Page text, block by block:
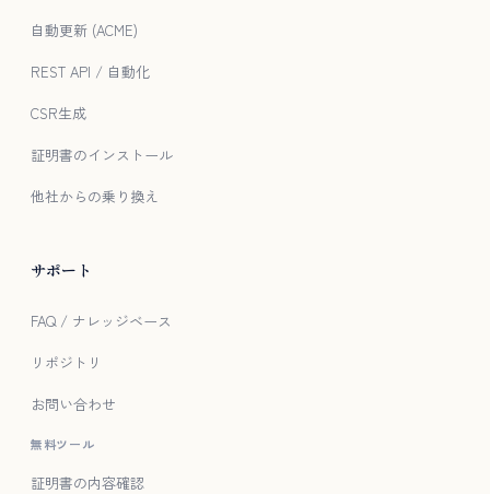
自動更新 (ACME)
REST API / 自動化
CSR生成
証明書のインストール
他社からの乗り換え
サポート
FAQ / ナレッジベース
リポジトリ
お問い合わせ
無料ツール
証明書の内容確認